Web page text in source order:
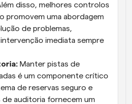
disso, melhores controlos
promovem uma abordagem
de problemas,
imediata sempre
Manter pistas de
é um componente crítico
de reservas seguro e
de auditoria fornecem um